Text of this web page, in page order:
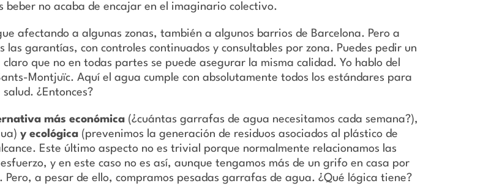
beber no acaba de encajar en el imaginario colectivo.
afectando a algunas zonas, también a algunos barrios de Barcelona. Pero a
garantías, con controles continuados y consultables por zona. Puedes pedir un
que no en todas partes se puede asegurar la misma calidad. Yo hablo del
Montjuïc. Aquí el agua cumple con absolutamente todos los estándares para
¿Entonces?
más económica (¿cuántas garrafas de agua necesitamos cada semana?),
y ecológica (prevenimos la generación de residuos asociados al plástico de
Este último aspecto no es trivial porque normalmente relacionamos las
y en este caso no es así, aunque tengamos más de un grifo en casa por
a pesar de ello, compramos pesadas garrafas de agua. ¿Qué lógica tiene?